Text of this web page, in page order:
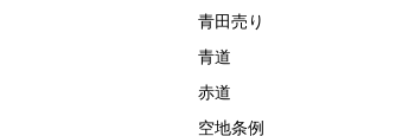
青田売り
青道
赤道
空地条例